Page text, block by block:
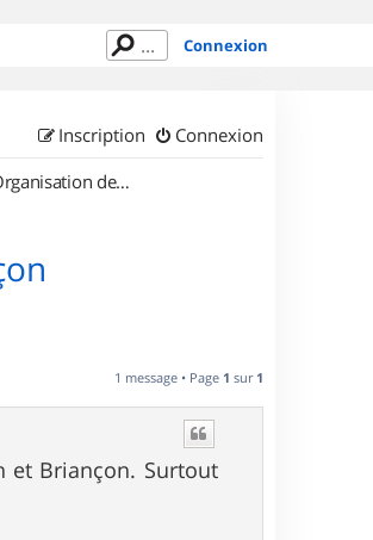
Connexion
Connexion
Inscription
Organisation de sorties en région Provence Alpes Côte d'Azur
1 message • Page 1 sur 1
et Briançon. Surtout